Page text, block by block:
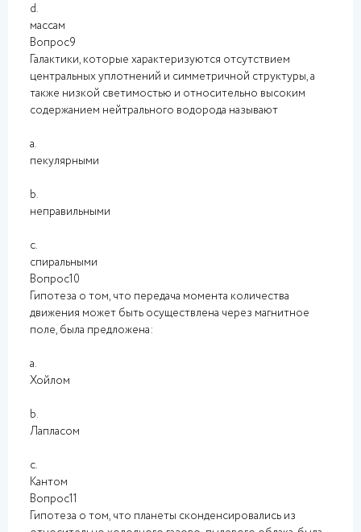
d.
массам
Вопрос9
Галактики, которые характеризуются отсутствием
центральных уплотнений и симметричной структуры, а
также низкой светимостью и относительно высоким
содержанием нейтрального водорода называют
a.
пекулярными
b.
неправильными
c.
спиральными
Вопрос10
Гипотеза о том, что передача момента количества
движения может быть осуществлена через магнитное
поле, была предложена:
a.
Хойлом
b.
Лапласом
c.
Кантом
Вопрос11
Гипотеза о том, что планеты сконденсировались из